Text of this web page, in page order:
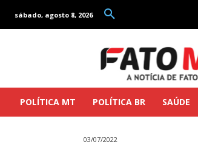
sábado, agosto 8, 2026
POLÍTICA MT POLÍTICA BR SAÚDE
03/07/2022